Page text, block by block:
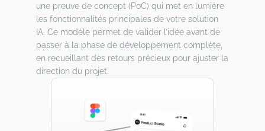
une preuve de concept (PoC) qui met en lumière
les fonctionnalités principales de votre solution
IA. Ce modèle permet de valider l’idée avant de
passer à la phase de développement complète,
en recueillant des retours précieux pour ajuster la
direction du projet.